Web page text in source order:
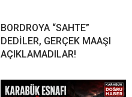
BORDROYA “SAHTE”
DEDİLER, GERÇEK MAAŞI
AÇIKLAMADILAR!